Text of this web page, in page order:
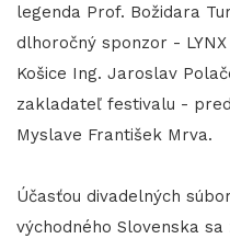
legenda Prof. Božidara
dlhoročný sponzor -
Košice Ing. Jaroslav
zakladateľ festivalu -
Myslave František Mrva.
Účasťou divadelných
východného Slovenska